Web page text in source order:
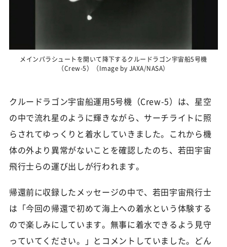
メインパラシュートを開いて降下するクルードラゴン宇宙船5号機
（Crew-5）（Image by JAXA/NASA）
クルードラゴン宇宙船運用5号機（Crew-5）は、星空
の中で流れ星のように輝きながら、サーチライトに照
らされてゆっくりと着水していきました。これから機
体の外より異常がないことを確認したのち、若田宇宙
飛行士らの運び出しが行われます。
帰還前に収録したメッセージの中で、若田宇宙飛行士
は「今回の帰還で初めて海上への着水という体験する
ので楽しみにしています。無事に着水できるよう見守
っていてください。」とコメントしていました。どん